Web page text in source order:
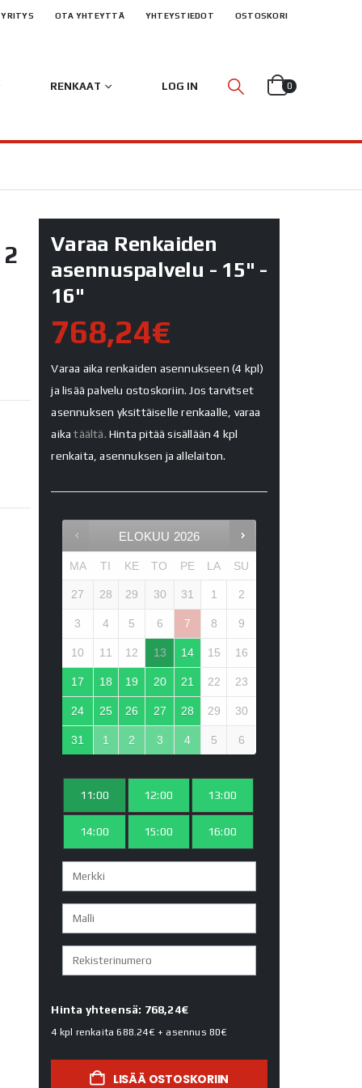
YRITYS OTA YHTEYTTÄ YHTEYSTIEDOT OSTOSKORI
RENKAAT LOG IN 0
Varaa Renkaiden
asennuspalvelu - 15" -
16"
768,24€
Varaa aika renkaiden asennukseen (4 kpl)
ja lisää palvelu ostoskoriin. Jos tarvitset
asennuksen yksittäiselle renkaalle, varaa
aikatäältä. Hinta pitää sisällään 4 kpl
renkaita, asennuksen ja allelaiton.
ELOKUU 2026
MA TI KE TO PE LA SU
27 28 29 30 31 1 2
3 4 5 6 7 8 9
10 11 12 13 14 15 16
17 18 19 20 21 22 23
24 25 26 27 28 29 30
31 1 2 3 4 5 6
11:00 12:00 13:00
14:00 15:00 16:00
Hinta yhteensä: 768,24€
4 kpl renkaita688.24€+ asennus80€
LISÄÄ OSTOSKORIIN